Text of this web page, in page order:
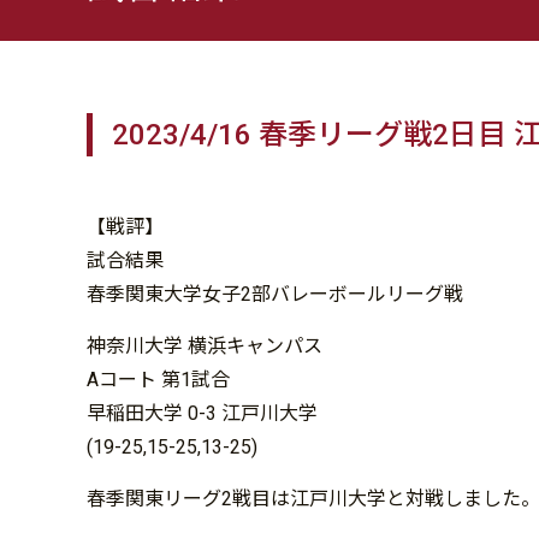
2023/4/16 春季リーグ戦2日目
【戦評】
試合結果
春季関東大学女子2部バレーボールリーグ戦
神奈川大学 横浜キャンパス
Aコート 第1試合
早稲田大学 0-3 江戸川大学
(19-25,15-25,13-25)
春季関東リーグ2戦目は江戸川大学と対戦しました。